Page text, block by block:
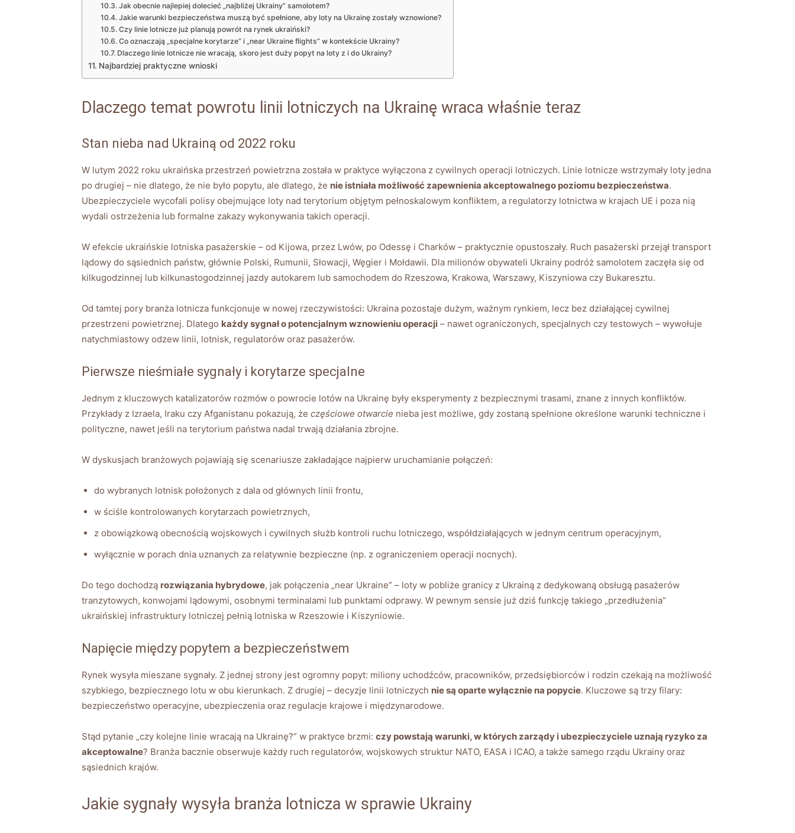
Jak obecnie najlepiej dolecieć „najbliżej Ukrainy” samolotem?
Jakie warunki bezpieczeństwa muszą być spełnione, aby loty na Ukrainę zostały wznowione?
Czy linie lotnicze już planują powrót na rynek ukraiński?
Co oznaczają „specjalne korytarze” i „near Ukraine flights” w kontekście Ukrainy?
Dlaczego linie lotnicze nie wracają, skoro jest duży popyt na loty z i do Ukrainy?
Najbardziej praktyczne wnioski
Dlaczego temat powrotu linii lotniczych na Ukrainę wraca właśnie teraz
Stan nieba nad Ukrainą od 2022 roku
W lutym 2022 roku ukraińska przestrzeń powietrzna została w praktyce wyłączona z cywilnych operacji lotniczych. Linie lotnicze wstrzymały loty jedna
po drugiej – nie dlatego, że nie było popytu, ale dlatego, że nie istniała możliwość zapewnienia akceptowalnego poziomu bezpieczeństwa.
Ubezpieczyciele wycofali polisy obejmujące loty nad terytorium objętym pełnoskalowym konfliktem, a regulatorzy lotnictwa w krajach UE i poza nią
wydali ostrzeżenia lub formalne zakazy wykonywania takich operacji.
W efekcie ukraińskie lotniska pasażerskie – od Kijowa, przez Lwów, po Odessę i Charków – praktycznie opustoszały. Ruch pasażerski przejął transport
lądowy do sąsiednich państw, głównie Polski, Rumunii, Słowacji, Węgier i Mołdawii. Dla milionów obywateli Ukrainy podróż samolotem zaczęła się od
kilkugodzinnej lub kilkunastogodzinnej jazdy autokarem lub samochodem do Rzeszowa, Krakowa, Warszawy, Kiszyniowa czy Bukaresztu.
Od tamtej pory branża lotnicza funkcjonuje w nowej rzeczywistości: Ukraina pozostaje dużym, ważnym rynkiem, lecz bez działającej cywilnej
przestrzeni powietrznej. Dlatego każdy sygnał o potencjalnym wznowieniu operacji – nawet ograniczonych, specjalnych czy testowych – wywołuje
natychmiastowy odzew linii, lotnisk, regulatorów oraz pasażerów.
Pierwsze nieśmiałe sygnały i korytarze specjalne
Jednym z kluczowych katalizatorów rozmów o powrocie lotów na Ukrainę były eksperymenty z bezpiecznymi trasami, znane z innych konfliktów.
Przykłady z Izraela, Iraku czy Afganistanu pokazują, że częściowe otwarcie nieba jest możliwe, gdy zostaną spełnione określone warunki techniczne i
polityczne, nawet jeśli na terytorium państwa nadal trwają działania zbrojne.
W dyskusjach branżowych pojawiają się scenariusze zakładające najpierw uruchamianie połączeń:
do wybranych lotnisk położonych z dala od głównych linii frontu,
w ściśle kontrolowanych korytarzach powietrznych,
z obowiązkową obecnością wojskowych i cywilnych służb kontroli ruchu lotniczego, współdziałających w jednym centrum operacyjnym,
wyłącznie w porach dnia uznanych za relatywnie bezpieczne (np. z ograniczeniem operacji nocnych).
Do tego dochodzą rozwiązania hybrydowe, jak połączenia „near Ukraine” – loty w pobliże granicy z Ukrainą z dedykowaną obsługą pasażerów
tranzytowych, konwojami lądowymi, osobnymi terminalami lub punktami odprawy. W pewnym sensie już dziś funkcję takiego „przedłużenia”
ukraińskiej infrastruktury lotniczej pełnią lotniska w Rzeszowie i Kiszyniowie.
Napięcie między popytem a bezpieczeństwem
Rynek wysyła mieszane sygnały. Z jednej strony jest ogromny popyt: miliony uchodźców, pracowników, przedsiębiorców i rodzin czekają na możliwość
szybkiego, bezpiecznego lotu w obu kierunkach. Z drugiej – decyzje linii lotniczych nie są oparte wyłącznie na popycie. Kluczowe są trzy filary:
bezpieczeństwo operacyjne, ubezpieczenia oraz regulacje krajowe i międzynarodowe.
Stąd pytanie „czy kolejne linie wracają na Ukrainę?” w praktyce brzmi: czy powstają warunki, w których zarządy i ubezpieczyciele uznają ryzyko za
akceptowalne? Branża bacznie obserwuje każdy ruch regulatorów, wojskowych struktur NATO, EASA i ICAO, a także samego rządu Ukrainy oraz
sąsiednich krajów.
Jakie sygnały wysyła branża lotnicza w sprawie Ukrainy